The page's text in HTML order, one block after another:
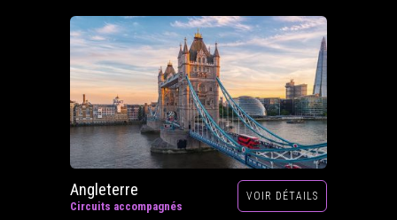
Angleterre
Circuits accompagnés
VOIR DÉTAILS